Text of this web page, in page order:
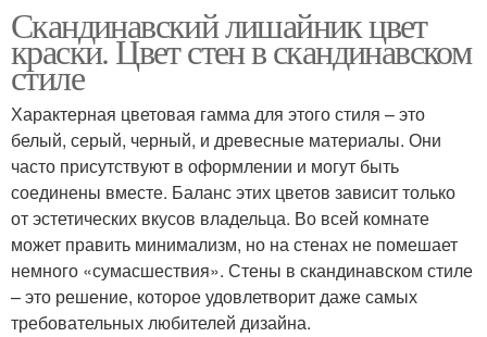
Скандинавский лишайник цвет
краски. Цвет стен в скандинавском
стиле
Характерная цветовая гамма для этого стиля – это
белый, серый, черный, и древесные материалы. Они
часто присутствуют в оформлении и могут быть
соединены вместе. Баланс этих цветов зависит только
от эстетических вкусов владельца. Во всей комнате
может править минимализм, но на стенах не помешает
немного «сумасшествия». Стены в скандинавском стиле
– это решение, которое удовлетворит даже самых
требовательных любителей дизайна.